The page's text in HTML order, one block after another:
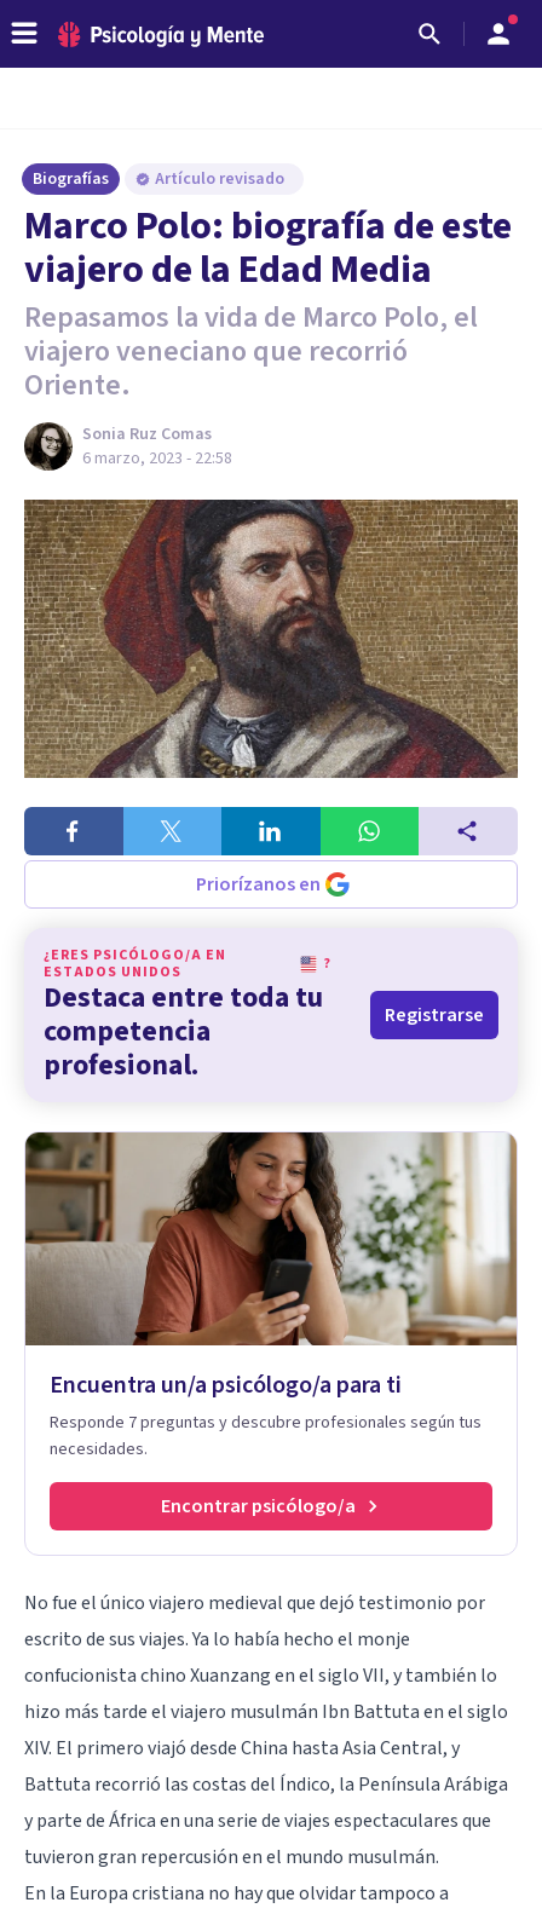
Biografías Artículo revisado
Marco Polo: biografía de este
viajero de la Edad Media
Repasamos la vida de Marco Polo, el
viajero veneciano que recorrió
Oriente.
Sonia Ruz Comas
6 marzo, 2023 - 22:58
Priorízanos en
¿ERES PSICÓLOGO/A EN
ESTADOS UNIDOS
?
Destaca entre toda tu
competencia
profesional.
Registrarse
Encuentra un/a psicólogo/a para ti
Responde 7 preguntas y descubre profesionales según tus
necesidades.
Encontrar psicólogo/a
No fue el único viajero medieval que dejó testimonio por
escrito de sus viajes. Ya lo había hecho el monje
confucionista chino Xuanzang en el siglo VII, y también lo
hizo más tarde el viajero musulmán Ibn Battuta en el siglo
XIV. El primero viajó desde China hasta Asia Central, y
Battuta recorrió las costas del Índico, la Península Arábiga
y parte de África en una serie de viajes espectaculares que
tuvieron gran repercusión en el mundo musulmán.
En la Europa cristiana no hay que olvidar tampoco a